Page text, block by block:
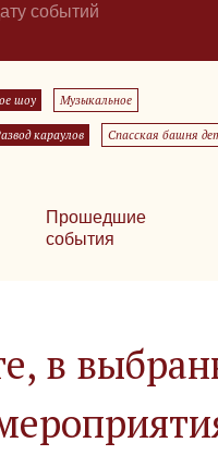
событий
шоу Музыкальное
караулов Спасская башня
Прошедшие
события
в